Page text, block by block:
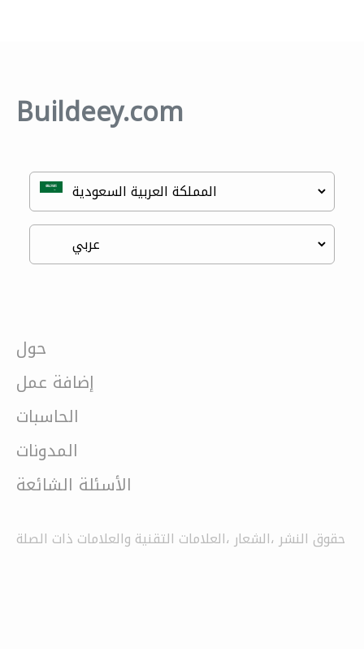
Buildeey.com
حول
إضافة عمل
الحاسبات
المدونات
الأسئلة الشائعة
حقوق النشر ،الشعار ،العلامات التقنية والعلامات ذات الصلة